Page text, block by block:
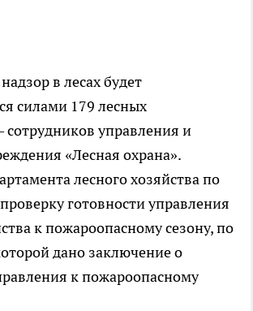
в лесах будет
силами 179 лесных
сотрудников управления и
«Лесная охрана».
лесного хозяйства по
готовности управления
к пожароопасному сезону, по
дано заключение о
к пожароопасному